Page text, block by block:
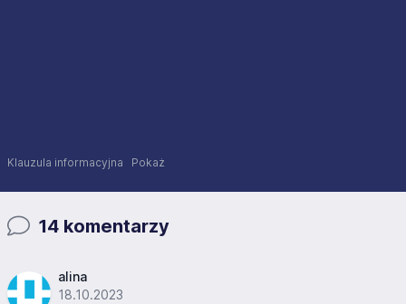
Klauzula informacyjna Pokaż
14 komentarzy
alina
18.10.2023